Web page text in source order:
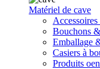
Matériel de cave
Bouchons
Emballage
Casiers à
Produits